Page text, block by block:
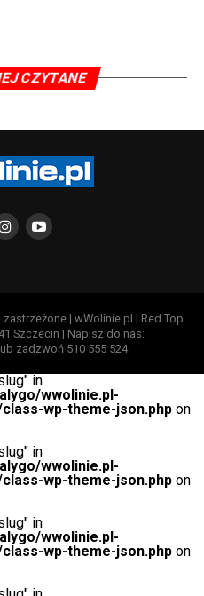
CZYTANE
| wWolinie.pl | Red Top
Szczecin | Napisz do nas:
zadzwoń 510 555 524
in
wwolinie.pl-
wp-theme-json.php on
in
wwolinie.pl-
wp-theme-json.php on
in
wwolinie.pl-
wp-theme-json.php on